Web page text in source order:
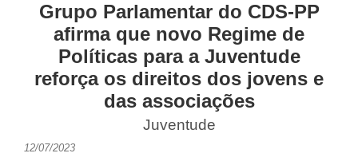
Grupo Parlamentar do CDS-PP
afirma que novo Regime de
Políticas para a Juventude
reforça os direitos dos jovens e
das associações
Juventude
12/07/2023